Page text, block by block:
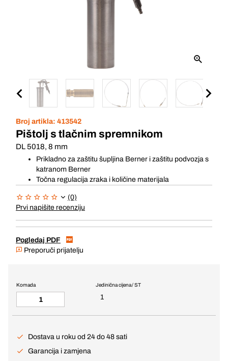
Broj artikla: 413542
Pištolj s tlačnim spremnikom
DL 5018, 8 mm
Prikladno za zaštitu šupljina Berner i zaštitu podvozja s
katranom Berner
Točna regulacija zraka i količine materijala
(0)
Prvi napišite recenziju
Pogledaj PDF
Preporuči prijatelju
Jedinična cijena / ST
1
Komada
Dostava u roku od 24 do 48 sati
Garancija i zamjena